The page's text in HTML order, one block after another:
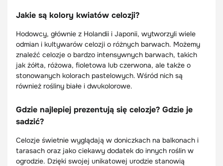
Jakie są kolory kwiatów celozji?
Hodowcy, głównie z Holandii i Japonii, wytworzyli wiele
odmian i kultywarów celozji o różnych barwach. Możemy
znaleźć celozje o bardzo intensywnych barwach, takich
jak żółta, różowa, fioletowa lub czerwona, ale także o
stonowanych kolorach pastelowych. Wśród nich są
również rośliny białe i dwukolorowe.
Gdzie najlepiej prezentują się celozje? Gdzie je
sadzić?
Celozje świetnie wyglądają w doniczkach na balkonach i
tarasach oraz jako ciekawy dodatek do innych roślin w
ogrodzie. Dzięki swojej unikatowej urodzie stanowią